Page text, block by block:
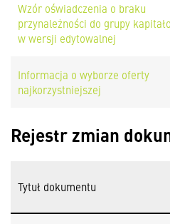
Wzór oświadczenia o braku
przynależności do grupy
w wersji edytowalnej
Informacja o wyborze oferty
najkorzystniejszej
Rejestr zmian
Tytuł dokumentu